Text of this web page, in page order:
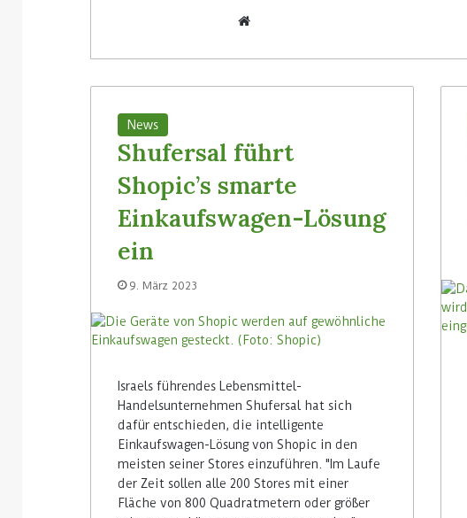
eit
e
News
Shufersal führt
Shopic’s smarte
Einkaufswagen-Lösung
ein
9. März 2023
Israels führendes Lebensmittel-
Handelsunternehmen Shufersal hat sich
dafür entschieden, die intelligente
Einkaufswagen-Lösung von Shopic in den
meisten seiner Stores einzuführen. "Im Laufe
der Zeit sollen alle 200 Stores mit einer
Fläche von 800 Quadratmetern oder größer